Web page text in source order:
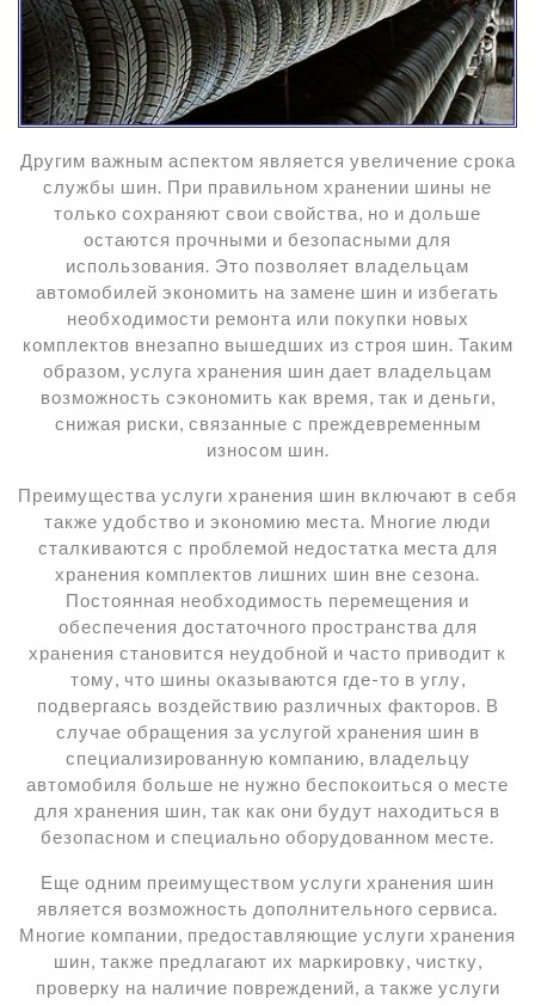
Другим важным аспектом является увеличение срока
службы шин. При правильном хранении шины не
только сохраняют свои свойства, но и дольше
остаются прочными и безопасными для
использования. Это позволяет владельцам
автомобилей экономить на замене шин и избегать
необходимости ремонта или покупки новых
комплектов внезапно вышедших из строя шин. Таким
образом, услуга хранения шин дает владельцам
возможность сэкономить как время, так и деньги,
снижая риски, связанные с преждевременным
износом шин.
Преимущества услуги хранения шин включают в себя
также удобство и экономию места. Многие люди
сталкиваются с проблемой недостатка места для
хранения комплектов лишних шин вне сезона.
Постоянная необходимость перемещения и
обеспечения достаточного пространства для
хранения становится неудобной и часто приводит к
тому, что шины оказываются где-то в углу,
подвергаясь воздействию различных факторов. В
случае обращения за услугой хранения шин в
специализированную компанию, владельцу
автомобиля больше не нужно беспокоиться о месте
для хранения шин, так как они будут находиться в
безопасном и специально оборудованном месте.
Еще одним преимуществом услуги хранения шин
является возможность дополнительного сервиса.
Многие компании, предоставляющие услуги хранения
шин, также предлагают их маркировку, чистку,
проверку на наличие повреждений, а также услуги